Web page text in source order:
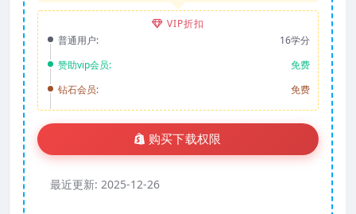
VIP折扣
普通用户:
16学分
赞助vip会员:
免费
钻石会员:
免费
购买下载权限
最近更新: 2025-12-26